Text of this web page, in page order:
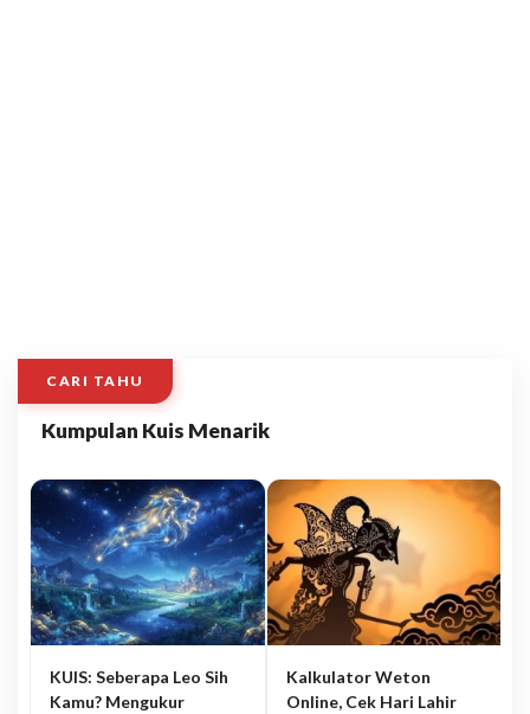
CARI TAHU
Kumpulan Kuis Menarik
KUIS: Seberapa Leo Sih
Kamu? Mengukur
Kalkulator Weton
Online, Cek Hari Lahir